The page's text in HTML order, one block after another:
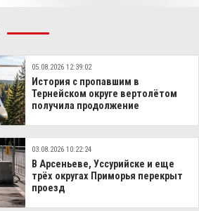
05.08.2026 12:39:02
История с пропавшим в
Тернейском округе вертолётом
получила продолжение
03.08.2026 10:22:24
В Арсеньеве, Уссурийске и еще
трёх округах Приморья перекрыт
проезд